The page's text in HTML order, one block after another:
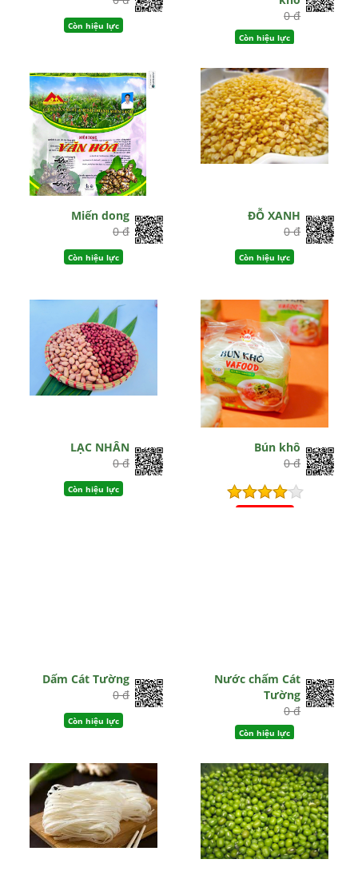
Còn hiệu lực
0 đ
Còn hiệu lực
Miến dong
0 đ
Còn hiệu lực
ĐỖ XANH
0 đ
Còn hiệu lực
LẠC NHÂN
0 đ
Còn hiệu lực
Bún khô
0 đ
Dấm Cát Tường
0 đ
Còn hiệu lực
Nước chấm Cát
Tường
0 đ
Còn hiệu lực